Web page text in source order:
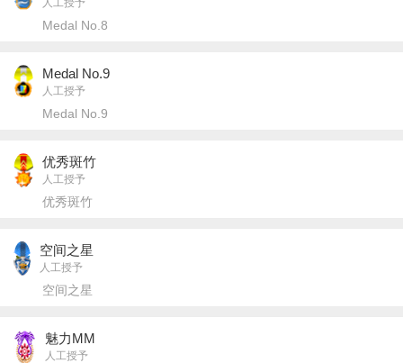
人工授予
Medal No.8
Medal No.9
人工授予
Medal No.9
优秀斑竹
人工授予
优秀斑竹
空间之星
人工授予
空间之星
魅力MM
人工授予